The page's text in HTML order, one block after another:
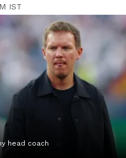
IST
head coach